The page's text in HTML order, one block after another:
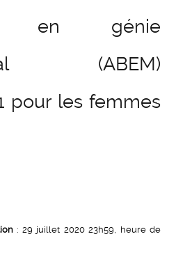
en génie
(ABEM)
pour les femmes
: 29 juillet 2020 23h59, heure de